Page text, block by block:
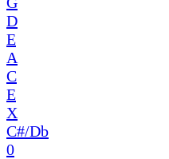
D
E
A
C
E
X
C#/Db
0